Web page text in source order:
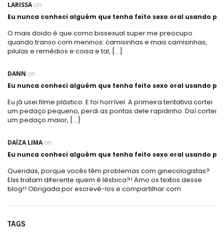
LARISSAon
Eu nunca conheci alguém que tenha feito sexo oral usando
O mais doido é que como bissexual super me preocupo
quando transo com meninos: camisinhas e mais camisinhas,
pilulas e remédios e coisa e tal, […]
DANN on
Eu nunca conheci alguém que tenha feito sexo oral usando
Eu já usei filme plástico. E foi horrível. A primeira tentativa cortei
um pedaço pequeno, perdi as pontas dele rapidinho. Daí cortei
um pedaço maior, […]
DAÍZA LIMAon
Eu nunca conheci alguém que tenha feito sexo oral usando
Queridas, porque vocês têm problemas com ginecologistas?
Elxs tratam diferente quem é lésbica?! Amo os textos desse
blog!! Obrigada por escrevê-los e compartilhar com
TAGS